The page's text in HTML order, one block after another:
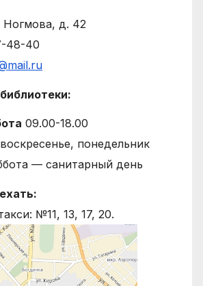
Ногмова, д. 42
48-40
09.00-18.00
понедельник
— санитарный день
№11, 13, 17, 20.